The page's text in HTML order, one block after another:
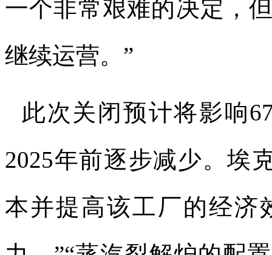
一个非常艰难的决定，
继续运营。 ”
此次关闭预计将影响
2025年前逐步减少。埃
本并提高该工厂的经济